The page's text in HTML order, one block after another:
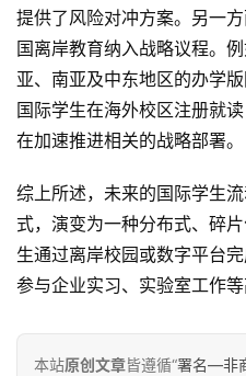
提供了风险对冲方案。另一
国离岸教育纳入战略议程。
亚、南亚及中东地区的办学
国际学生在海外校区注册就
在加速推进相关的战略部署。
综上所述，未来的国际学生
式，演变为一种分布式、碎
生通过离岸校园或数字平台
参与企业实习、实验室工作等
本站原创文章皆遵循“署名—非